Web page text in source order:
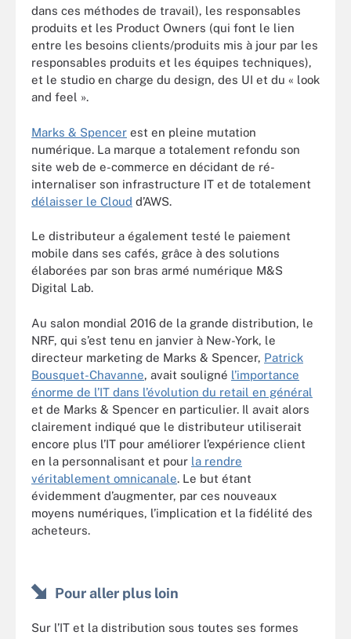
dans ces méthodes de travail), les responsables
produits et les Product Owners (qui font le lien
entre les besoins clients/produits mis à jour par les
responsables produits et les équipes techniques),
et le studio en charge du design, des UI et du « look
and feel ».
Marks & Spencer est en pleine mutation
numérique. La marque a totalement refondu son
site web de e-commerce en décidant de ré-
internaliser son infrastructure IT et de totalement
délaisser le Cloud d’AWS.
Le distributeur a également testé le paiement
mobile dans ses cafés, grâce à des solutions
élaborées par son bras armé numérique M&S
Digital Lab.
Au salon mondial 2016 de la grande distribution, le
NRF, qui s’est tenu en janvier à New-York, le
directeur marketing de Marks & Spencer, Patrick
Bousquet-Chavanne, avait souligné l’importance
énorme de l’IT dans l’évolution du retail en général
et de Marks & Spencer en particulier. Il avait alors
clairement indiqué que le distributeur utiliserait
encore plus l’IT pour améliorer l’expérience client
en la personnalisant et pour la rendre
véritablement omnicanale. Le but étant
évidemment d’augmenter, par ces nouveaux
moyens numériques, l’implication et la fidélité des
acheteurs.
Pour aller plus loin
Sur l’IT et la distribution sous toutes ses formes